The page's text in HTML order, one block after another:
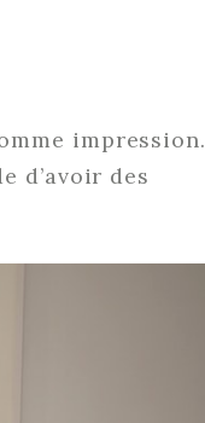
impression.
d’avoir des